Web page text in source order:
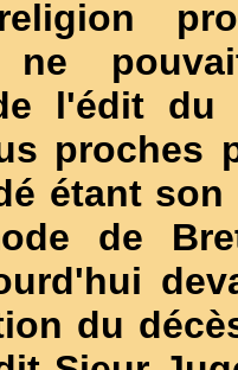
ne
l'édit
proches
étant
de
du